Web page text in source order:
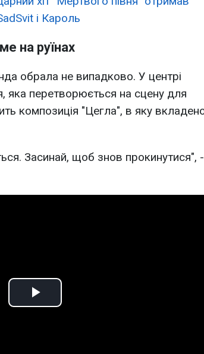
і Кароль
на руїнах
обрала не випадково. У центрі
яка перетворюється на сцену для
композиція "Цегла", в яку
Засинай, щоб знов прокинутися", -
Play